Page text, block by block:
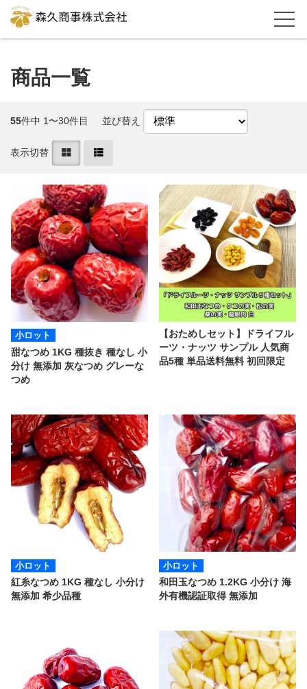
商品一覧
55件中 1〜30件目 並び替え
表示切替
小ロット
甜なつめ 1KG 種抜き 種なし 小
分け 無添加 灰なつめ グレーな
つめ
【おためしセット】ドライフル
ーツ・ナッツ サンプル 人気商
品5種 単品送料無料 初回限定
小ロット
紅糸なつめ 1KG 種なし 小分け
無添加 希少品種
小ロット
和田玉なつめ 1.2KG 小分け 海
外有機認証取得 無添加